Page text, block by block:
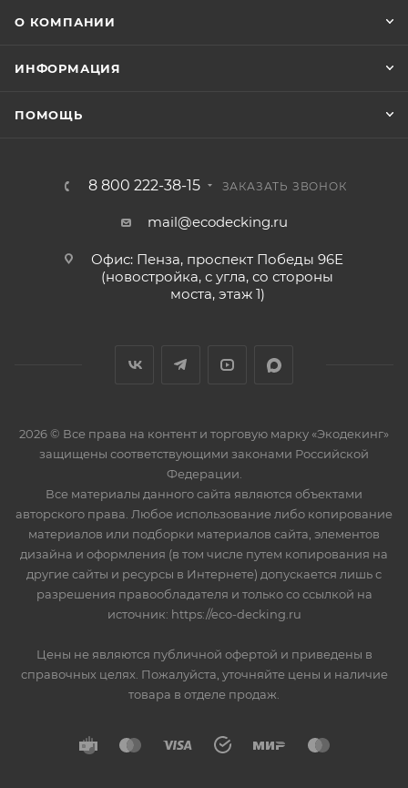
О КОМПАНИИ
ИНФОРМАЦИЯ
ПОМОЩЬ
8 800 222-38-15 ЗАКАЗАТЬ ЗВОНОК
mail@ecodecking.ru
Офис: Пенза, проспект Победы 96Е
(новостройка, с угла, со стороны
моста, этаж 1)
2026 © Все права на контент и торговую марку «Экодекинг»
защищены соответствующими законами Российской
Федерации.
Все материалы данного сайта являются объектами
авторского права. Любое использование либо копирование
материалов или подборки материалов сайта, элементов
дизайна и оформления (в том числе путем копирования на
другие сайты и ресурсы в Интернете) допускается лишь с
разрешения правообладателя и только со ссылкой на
источник: https://eco-decking.ru
Цены не являются публичной офертой и приведены в
справочных целях. Пожалуйста, уточняйте цены и наличие
товара в отделе продаж.